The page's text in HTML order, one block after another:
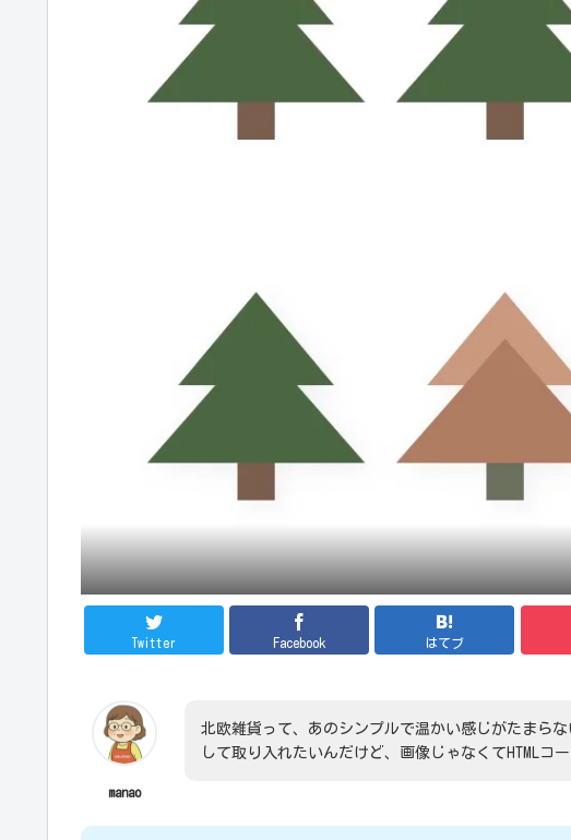
Twitter Facebook はてブ
manao
北欧雑貨って、あのシンプルで温かい感じがたまら
して取り入れたいんだけど、画像じゃなくてHTMLコ